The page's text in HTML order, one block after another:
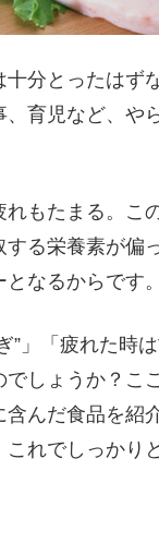
分とったはず
育児など、や
もたまる。こ
する栄養素が偏
なるからです。
”」「疲れた時
でしょうか？
んだ食品を紹
れでしっかり